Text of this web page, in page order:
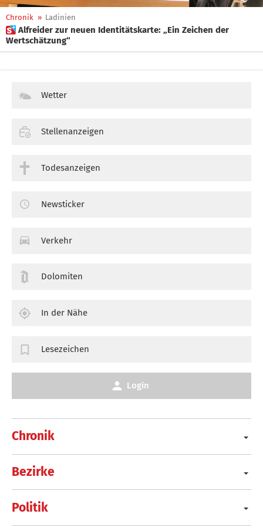
Chronik » Ladinien
 Alfreider zur neuen Identitätskarte: „Ein Zeichen der
Wertschätzung“
Chronik
Bezirke
Politik
Wetter
Stellenanzeigen
Todesanzeigen
Newsticker
Verkehr
Dolomiten
In der Nähe
Lesezeichen
Login